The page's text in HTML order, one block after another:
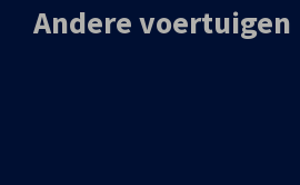
Andere voertuigen